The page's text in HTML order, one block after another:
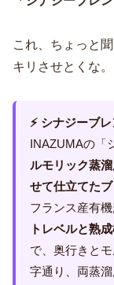
これ、ちょっと
キリさせとくな。
⚡ シナジーブ
INAZUMAの「
ルモリック蒸
せて仕立てた
フランス産有
トレベルと熟
で、奥行きと
字通り、両蒸